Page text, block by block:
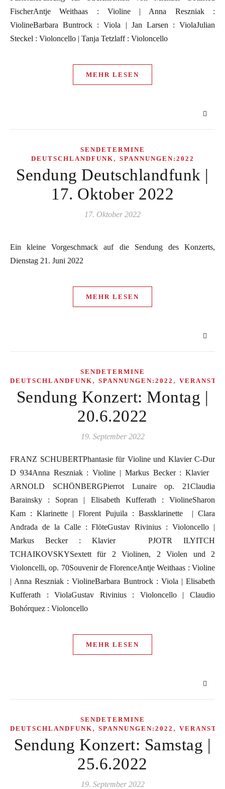
FischerAntje Weithaas : Violine | Anna Reszniak :
ViolineBarbara Buntrock : Viola | Jan Larsen : ViolaJulian
Steckel : Violoncello | Tanja Tetzlaff : Violoncello
MEHR LESEN
SENDETERMINE
DEUTSCHLANDFUNK , SPANNUNGEN:2022
Sendung Deutschlandfunk |
17. Oktober 2022
17. Oktober 2022
Ein kleine Vorgeschmack auf die Sendung des Konzerts,
Dienstag 21. Juni 2022
MEHR LESEN
SENDETERMINE
DEUTSCHLANDFUNK , SPANNUNGEN:2022 ,
Sendung Konzert: Montag |
20.6.2022
19. September 2022
FRANZ SCHUBERTPhantasie für Violine und Klavier C-Dur
D 934Anna Reszniak : Violine | Markus Becker : Klavier
ARNOLD SCHÖNBERGPierrot Lunaire op. 21Claudia
Barainsky : Sopran | Elisabeth Kufferath : ViolineSharon
Kam : Klarinette | Florent Pujuila : Bassklarinette | Clara
Andrada de la Calle : FlöteGustav Rivinius : Violoncello |
Markus Becker : Klavier PJOTR ILYITCH
TCHAIKOVSKYSextett für 2 Violinen, 2 Violen und 2
Violoncelli, op. 70Souvenir de FlorenceAntje Weithaas : Violine
| Anna Reszniak : ViolineBarbara Buntrock : Viola | Elisabeth
Kufferath : ViolaGustav Rivinius : Violoncello | Claudio
Bohórquez : Violoncello
MEHR LESEN
SENDETERMINE
DEUTSCHLANDFUNK , SPANNUNGEN:2022 ,
Sendung Konzert: Samstag |
25.6.2022
19. September 2022